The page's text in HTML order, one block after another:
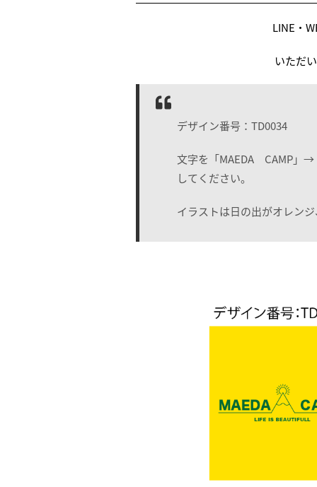
LINE・
いただ
デザイン番号：TD0034
文字を「MAEDA CAMP」
してください。
イラストは日の出がオレン